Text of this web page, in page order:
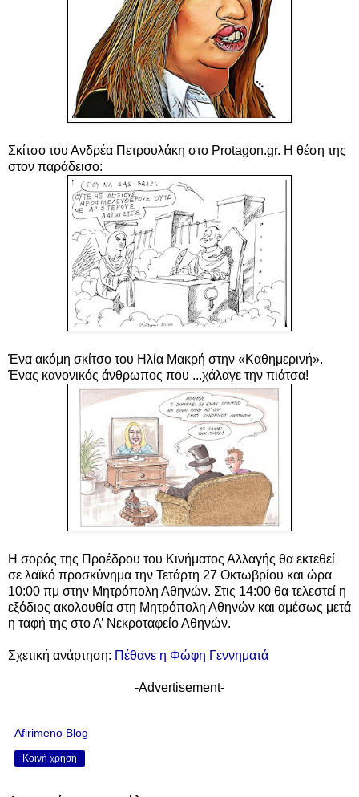
Σκίτσο του Ανδρέα Πετρουλάκη στο Protagon.gr. Η θέση της
στον παράδεισο:
Ένα ακόμη σκίτσο του Ηλία Μακρή στην «Καθημερινή».
Ένας κανονικός άνθρωπος που ...χάλαγε την πιάτσα!
Η σορός της Προέδρου του Κινήματος Αλλαγής θα εκτεθεί
σε λαϊκό προσκύνημα την Τετάρτη 27 Οκτωβρίου και ώρα
10:00 πμ στην Μητρόπολη Αθηνών. Στις 14:00 θα τελεστεί η
εξόδιος ακολουθία στη Μητρόπολη Αθηνών και αμέσως μετά
η ταφή της στο Α’ Νεκροταφείο Αθηνών.
Σχετική ανάρτηση: Πέθανε η Φώφη Γεννηματά
-Advertisement-
Afirimeno Blog
Κοινή χρήση